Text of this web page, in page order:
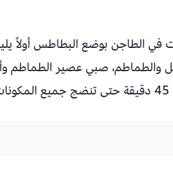
الطاجن بوضع البطاطس أولاً
والطماطم، صبي عصير الطماطم